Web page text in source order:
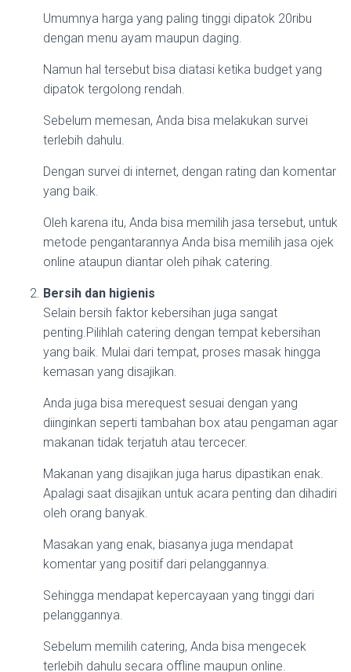
Umumnya harga yang paling tinggi dipatok 20ribu
dengan menu ayam maupun daging.
Namun hal tersebut bisa diatasi ketika budget yang
dipatok tergolong rendah.
Sebelum memesan, Anda bisa melakukan survei
terlebih dahulu.
Dengan survei di internet, dengan rating dan komentar
yang baik.
Oleh karena itu, Anda bisa memilih jasa tersebut, untuk
metode pengantarannya Anda bisa memilih jasa ojek
online ataupun diantar oleh pihak catering.
Bersih dan higienis
Selain bersih faktor kebersihan juga sangat
penting.Pilihlah catering dengan tempat kebersihan
yang baik. Mulai dari tempat, proses masak hingga
kemasan yang disajikan.
Anda juga bisa merequest sesuai dengan yang
diinginkan seperti tambahan box atau pengaman agar
makanan tidak terjatuh atau tercecer.
Makanan yang disajikan juga harus dipastikan enak.
Apalagi saat disajikan untuk acara penting dan dihadiri
oleh orang banyak.
Masakan yang enak, biasanya juga mendapat
komentar yang positif dari pelanggannya.
Sehingga mendapat kepercayaan yang tinggi dari
pelanggannya.
Sebelum memilih catering, Anda bisa mengecek
terlebih dahulu secara offline maupun online.